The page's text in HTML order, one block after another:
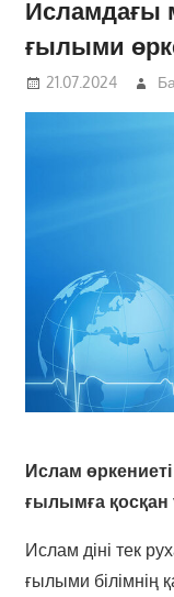
Исламдағы
ғылыми
21.07.2024
Ислам
ғылымға қосқан
Ислам діні тек
ғылыми білімнің